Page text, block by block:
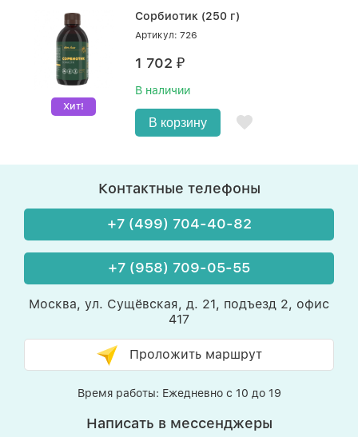
Хит!
Сорбиотик (250 г)
Артикул: 726
1 702₽
В наличии
В корзину
Контактные телефоны
+7 (499) 704-40-82
+7 (958) 709-05-55
Москва, ул. Сущёвская, д. 21, подъезд 2, офис
417
Проложить маршрут
Время работы: Ежедневно с 10 до 19
Написать в мессенджеры